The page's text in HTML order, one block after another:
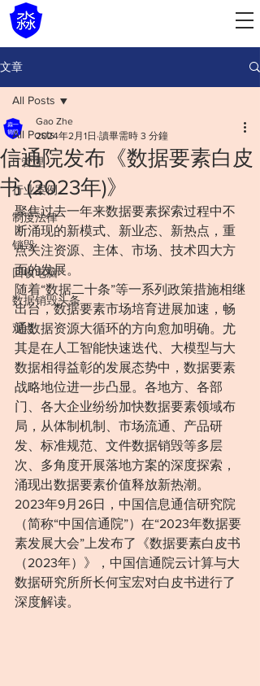
文章
All Posts
IT管理
行业案例
制度法律
销毁
回收电脑
数据销毁头条
观点
All Posts
信通院发布《数据要素白皮
书 (2023年)》
Gao Zhe
2024年2月1日 讀畢需時 3 分鐘
聚焦过去一年来数据要素探索过程中不
断涌现的新模式、新业态、新热点，重
点关注资源、主体、市场、技术四大方
面的发展。
随着“数据二十条”等一系列政策措施相继
出台，数据要素市场培育进展加速，畅
通数据资源大循环的方向愈加明确。尤
其是在人工智能快速迭代、大模型与大
数据相得益彰的发展态势中，数据要素
战略地位进一步凸显。各地方、各部
门、各大企业纷纷加快数据要素领域布
局，从体制机制、市场流通、产品研
发、标准规范、文件数据销毁等多层
次、多角度开展落地方案的深度探索，
涌现出数据要素价值释放新热潮。
2023年9月26日，中国信息通信研究院
（简称“中国信通院”）在“2023年数据要
素发展大会”上发布了《数据要素白皮书
（2023年）》，中国信通院云计算与大
数据研究所所长何宝宏对白皮书进行了
深度解读。